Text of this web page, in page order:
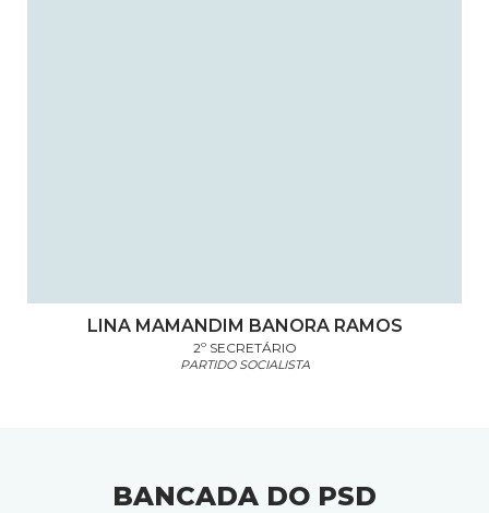
LINA MAMANDIM BANORA RAMOS
2º SECRETÁRIO
PARTIDO SOCIALISTA
BANCADA DO PSD